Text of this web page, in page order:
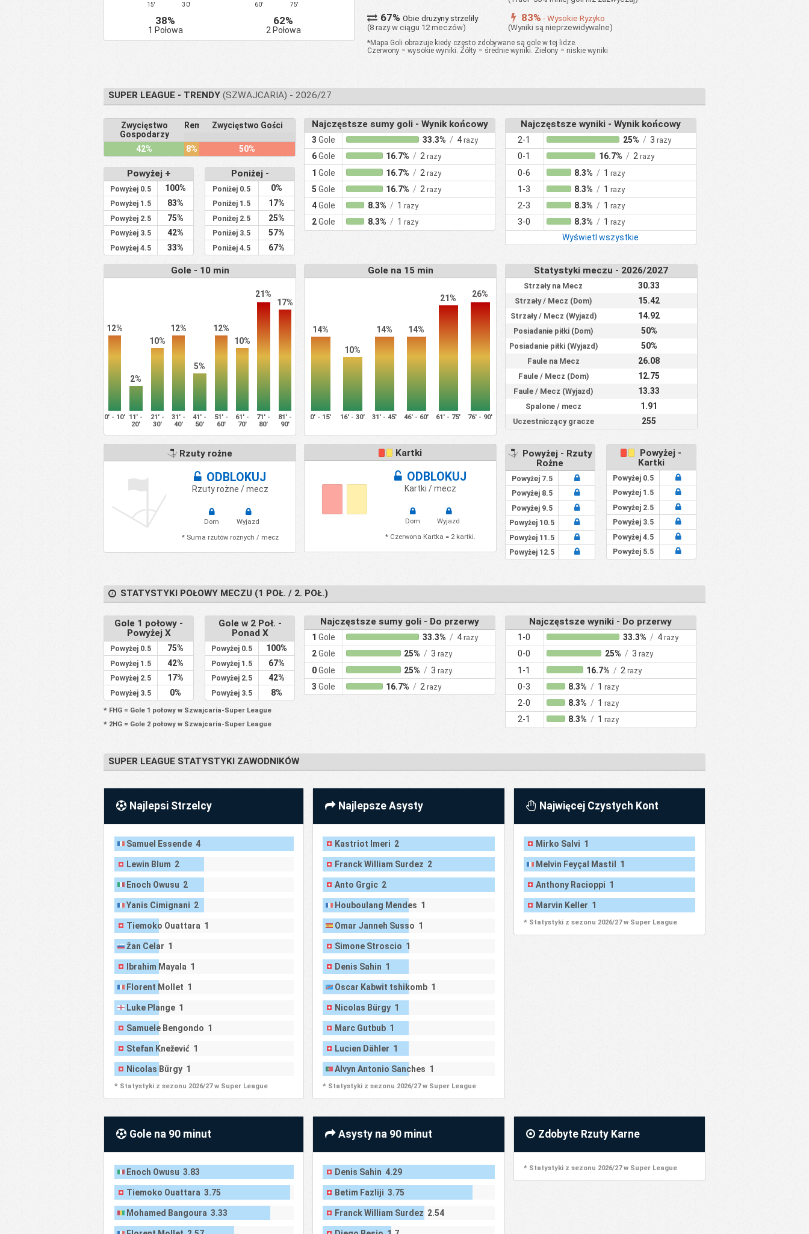
15' 30' 60' 75'
38%
1 Połowa
62%
2 Połowa
67%Obie drużyny strzeliły
(8 razy w ciągu 12 meczów)
83% - Wysokie Ryzyko
(Wyniki są nieprzewidywalne)
*Mapa Goli obrazuje kiedy często zdobywane są gole w tej lidze.
Czerwony = wysokie wyniki. Żółty = średnie wyniki. Zielony = niskie wyniki
SUPER LEAGUE - TRENDY(SZWAJCARIA) - 2026/27
Zwycięstwo
Gospodarzy
Remis Zwycięstwo Gości
42% 8% 50%
Powyżej +
Powyżej 0.5 100%
Powyżej 1.5 83%
Powyżej 2.5 75%
Powyżej 3.5 42%
Powyżej 4.5 33%
Poniżej -
Poniżej 0.5 0%
Poniżej 1.5 17%
Poniżej 2.5 25%
Poniżej 3.5 57%
Poniżej 4.5 67%
Najczęstsze sumy goli - Wynik końcowy
3 Gole 33.3% / 4 razy
6Gole 16.7% / 2razy
1 Gole 16.7% / 2razy
5 Gole 16.7% / 2razy
4Gole 8.3% / 1 razy
2Gole 8.3% / 1 razy
Najczęstsze wyniki - Wynik końcowy
2-1 25% / 3 razy
0-1 16.7% / 2 razy
0-6 8.3% / 1razy
1-3 8.3% / 1razy
2-3 8.3% / 1razy
3-0 8.3% / 1razy
Wyświetl wszystkie
Gole - 10 min
12%
2%
10%
12%
5%
12%
10%
21%
17%
0' - 10' 11' -
20'
21' -
30'
31' -
40'
41' -
50'
51' -
60'
61' -
70'
71' -
80'
81' -
90'
Gole na 15 min
14%
10%
14% 14%
21% 26%
0' - 15' 16' - 30' 31' - 45' 46' - 60' 61' - 75' 76' - 90'
Statystyki meczu - 2026/2027
Strzały na Mecz 30.33
Strzały / Mecz (Dom) 15.42
Strzały / Mecz (Wyjazd) 14.92
Posiadanie piłki (Dom) 50%
Posiadanie piłki (Wyjazd) 50%
Faule na Mecz 26.08
Faule / Mecz (Dom) 12.75
Faule / Mecz (Wyjazd) 13.33
Spalone / mecz 1.91
Uczestniczący gracze 255
Rzuty rożne
ODBLOKUJ
Rzuty rożne / mecz
Dom
Wyjazd
* Suma rzutów rożnych / mecz
Kartki
ODBLOKUJ
Kartki / mecz
Dom
Wyjazd
* Czerwona Kartka = 2 kartki.
Powyżej - Rzuty
Rożne
Powyżej 7.5
Powyżej 8.5
Powyżej 9.5
Powyżej 10.5
Powyżej 11.5
Powyżej 12.5
Powyżej -
Kartki
Powyżej 0.5
Powyżej 1.5
Powyżej 2.5
Powyżej 3.5
Powyżej 4.5
Powyżej 5.5
STATYSTYKI POŁOWY MECZU (1 POŁ. / 2. POŁ.)
Gole 1 połowy -
Powyżej X
Powyżej 0.5 75%
Powyżej 1.5 42%
Powyżej 2.5 17%
Powyżej 3.5 0%
Gole w 2 Poł. -
Ponad X
Powyżej 0.5 100%
Powyżej 1.5 67%
Powyżej 2.5 42%
Powyżej 3.5 8%
* FHG = Gole 1 połowy w Szwajcaria-Super League
* 2HG = Gole 2 połowy w Szwajcaria-Super League
Najczęstsze sumy goli - Do przerwy
1 Gole 33.3% / 4 razy
2Gole 25% / 3razy
0Gole 25% / 3razy
3 Gole 16.7% / 2razy
Najczęstsze wyniki - Do przerwy
1-0 33.3% / 4 razy
0-0 25% / 3 razy
1-1 16.7% / 2razy
0-3 8.3% / 1razy
2-0 8.3% / 1razy
2-1 8.3% / 1razy
SUPER LEAGUE STATYSTYKI ZAWODNIKÓW
Najlepsi Strzelcy
Samuel Essende 4
Lewin Blum 2
Enoch Owusu 2
Yanis Cimignani 2
Tiemoko Ouattara 1
Žan Celar 1
Ibrahim Mayala 1
Florent Mollet 1
Luke Plange 1
Samuele Bengondo 1
Stefan Knežević 1
Nicolas Bürgy 1
* Statystyki z sezonu 2026/27 w Super League
Najlepsze Asysty
Kastriot Imeri 2
Franck William Surdez 2
Anto Grgic 2
Houboulang Mendes 1
Omar Janneh Susso 1
Simone Stroscio 1
Denis Sahin 1
Oscar Kabwit tshikomb 1
Nicolas Bürgy 1
Marc Gutbub 1
Lucien Dähler 1
Alvyn Antonio Sanches 1
* Statystyki z sezonu 2026/27 w Super League
Najwięcej Czystych Kont
Mirko Salvi 1
Melvin Feyçal Mastil 1
Anthony Racioppi 1
Marvin Keller 1
* Statystyki z sezonu 2026/27 w Super League
Gole na 90 minut
Enoch Owusu 3.83
Tiemoko Ouattara 3.75
Mohamed Bangoura 3.33
Asysty na 90 minut
Denis Sahin 4.29
Betim Fazliji 3.75
Franck William Surdez 2.54
Zdobyte Rzuty Karne
* Statystyki z sezonu 2026/27 w Super League